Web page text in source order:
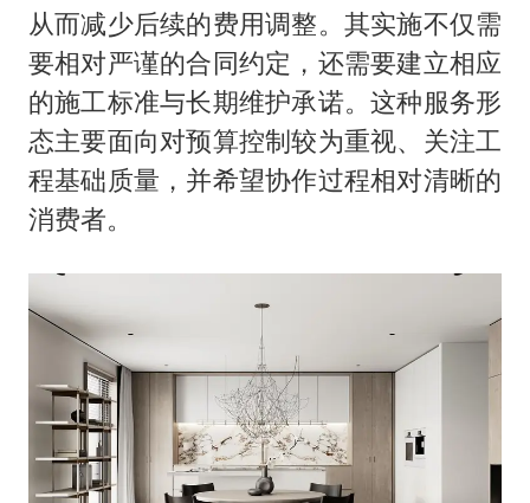
从而减少后续的费用调整。其实施不仅需
要相对严谨的合同约定，还需要建立相应
的施工标准与长期维护承诺。这种服务形
态主要面向对预算控制较为重视、关注工
程基础质量，并希望协作过程相对清晰的
消费者。